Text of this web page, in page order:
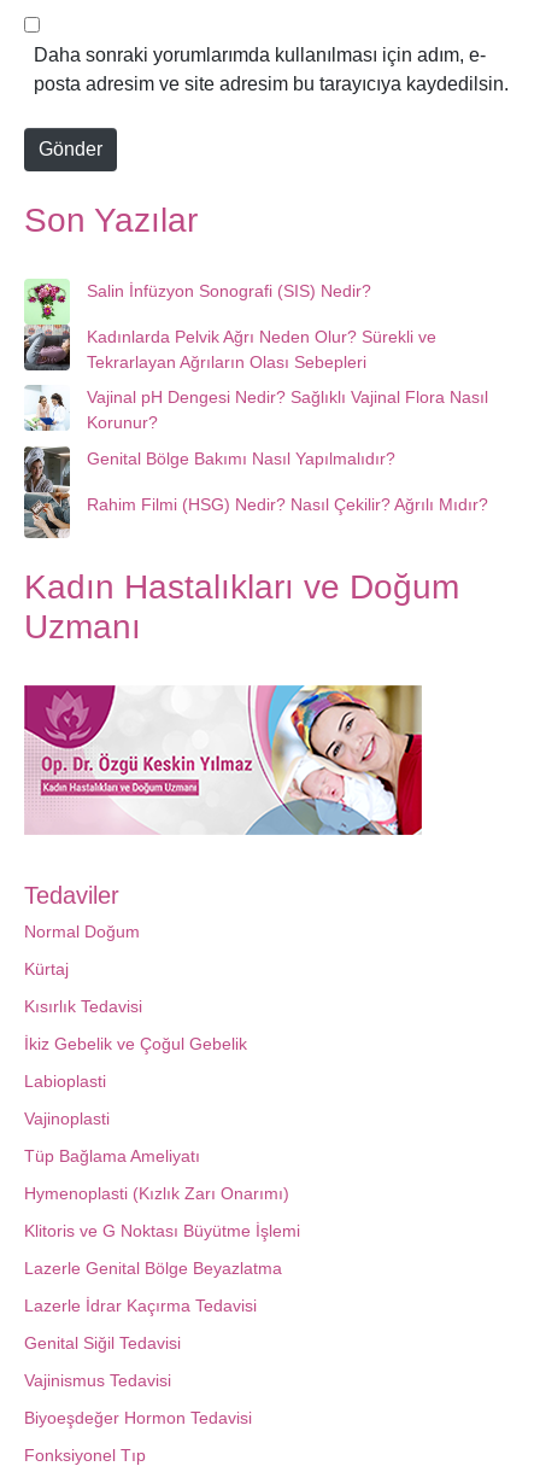
t
b
e
Daha sonraki yorumlarımda kullanılması için adım, e-
posta adresim ve site adresim bu tarayıcıya kaydedilsin.
Gönder
Son Yazılar
Salin İnfüzyon Sonografi (SIS) Nedir?
Kadınlarda Pelvik Ağrı Neden Olur? Sürekli ve
Tekrarlayan Ağrıların Olası Sebepleri
Vajinal pH Dengesi Nedir? Sağlıklı Vajinal Flora Nasıl
Korunur?
Genital Bölge Bakımı Nasıl Yapılmalıdır?
Rahim Filmi (HSG) Nedir? Nasıl Çekilir? Ağrılı Mıdır?
Kadın Hastalıkları ve Doğum
Uzmanı
Tedaviler
Normal Doğum
Kürtaj
Kısırlık Tedavisi
İkiz Gebelik ve Çoğul Gebelik
Labioplasti
Vajinoplasti
Tüp Bağlama Ameliyatı
Hymenoplasti (Kızlık Zarı Onarımı)
Klitoris ve G Noktası Büyütme İşlemi
Lazerle Genital Bölge Beyazlatma
Lazerle İdrar Kaçırma Tedavisi
Genital Siğil Tedavisi
Vajinismus Tedavisi
Biyoeşdeğer Hormon Tedavisi
Fonksiyonel Tıp